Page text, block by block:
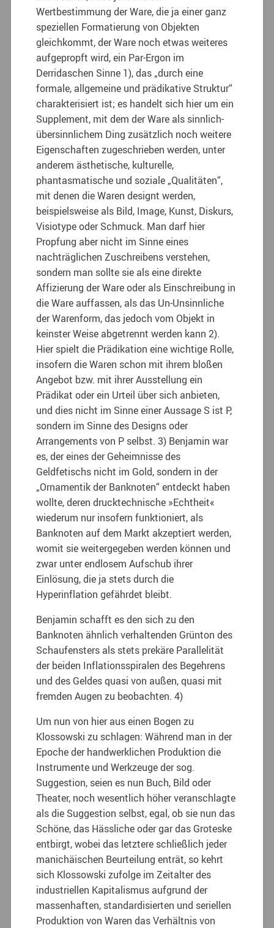
Wertbestimmung der Ware, die ja einer ganz
speziellen Formatierung von Objekten
gleichkommt, der Ware noch etwas weiteres
aufgepropft wird, ein Par-Ergon im
Derridaschen Sinne 1), das „durch eine
formale, allgemeine und prädikative Struktur“
charakterisiert ist; es handelt sich hier um ein
Supplement, mit dem der Ware als sinnlich-
übersinnlichem Ding zusätzlich noch weitere
Eigenschaften zugeschrieben werden, unter
anderem ästhetische, kulturelle,
phantasmatische und soziale „Qualitäten“,
mit denen die Waren designt werden,
beispielsweise als Bild, Image, Kunst, Diskurs,
Visiotype oder Schmuck. Man darf hier
Propfung aber nicht im Sinne eines
nachträglichen Zuschreibens verstehen,
sondern man sollte sie als eine direkte
Affizierung der Ware oder als Einschreibung in
die Ware auffassen, als das Un-Unsinnliche
der Warenform, das jedoch vom Objekt in
keinster Weise abgetrennt werden kann 2).
Hier spielt die Prädikation eine wichtige Rolle,
insofern die Waren schon mit ihrem bloßen
Angebot bzw. mit ihrer Ausstellung ein
Prädikat oder ein Urteil über sich anbieten,
und dies nicht im Sinne einer Aussage S ist P,
sondern im Sinne des Designs oder
Arrangements von P selbst. 3) Benjamin war
es, der eines der Geheimnisse des
Geldfetischs nicht im Gold, sondern in der
„Ornamentik der Banknoten“ entdeckt haben
wollte, deren drucktechnische »Echtheit«
wiederum nur insofern funktioniert, als
Banknoten auf dem Markt akzeptiert werden,
womit sie weitergegeben werden können und
zwar unter endlosem Aufschub ihrer
Einlösung, die ja stets durch die
Hyperinflation gefährdet bleibt.
Benjamin schafft es den sich zu den
Banknoten ähnlich verhaltenden Grünton des
Schaufensters als stets prekäre Parallelität
der beiden Inflationsspiralen des Begehrens
und des Geldes quasi von außen, quasi mit
fremden Augen zu beobachten. 4)
Um nun von hier aus einen Bogen zu
Klossowski zu schlagen: Während man in der
Epoche der handwerklichen Produktion die
Instrumente und Werkzeuge der sog.
Suggestion, seien es nun Buch, Bild oder
Theater, noch wesentlich höher veranschlagte
als die Suggestion selbst, egal, ob sie nun das
Schöne, das Hässliche oder gar das Groteske
entbirgt, wobei das letztere schließlich jeder
manichäischen Beurteilung enträt, so kehrt
sich Klossowski zufolge im Zeitalter des
industriellen Kapitalismus aufgrund der
massenhaften, standardisierten und seriellen
Produktion von Waren das Verhältnis von